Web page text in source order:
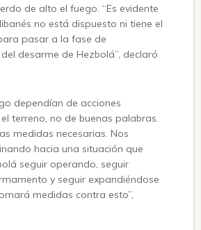
de alto el fuego. “Es evidente
no está dispuesto ni tiene el
pasar a la fase de
desarme de Hezbolá”, declaró
dependían de acciones
terreno, no de buenas palabras.
medidas necesarias. Nos
hacia una situación que
seguir operando, seguir
y seguir expandiéndose
medidas contra esto”,